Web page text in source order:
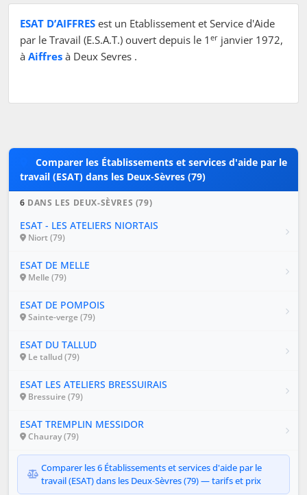
ESAT D’AIFFRES est un Etablissement et Service d'Aide
par le Travail (E.S.A.T.) ouvert depuis le 1 er janvier 1972,
à Aiffres à Deux Sevres .
Comparer les Établissements et services d'aide par le
travail (ESAT) dans les Deux-Sèvres (79)
6 DANS LES DEUX-SÈVRES (79)
ESAT - LES ATELIERS NIORTAIS
Niort (79)
ESAT DE MELLE
Melle (79)
ESAT DE POMPOIS
Sainte-verge (79)
ESAT DU TALLUD
Le tallud (79)
ESAT LES ATELIERS BRESSUIRAIS
Bressuire (79)
ESAT TREMPLIN MESSIDOR
Chauray (79)
Comparer les 6 Établissements et services d'aide par le
travail (ESAT) dans les Deux-Sèvres (79) — tarifs et prix